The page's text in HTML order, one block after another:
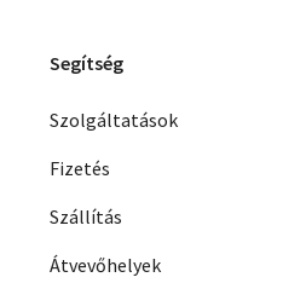
Segítség
Szolgáltatások
Fizetés
Szállítás
Átvevőhelyek